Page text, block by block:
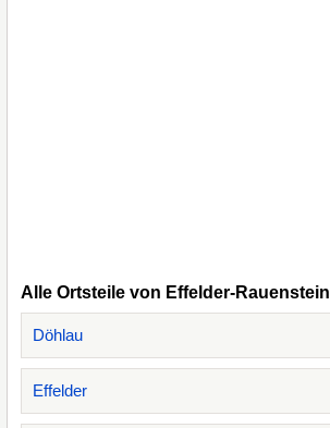
Alle Ortsteile von Effelder-Rauenstein
Döhlau
Effelder